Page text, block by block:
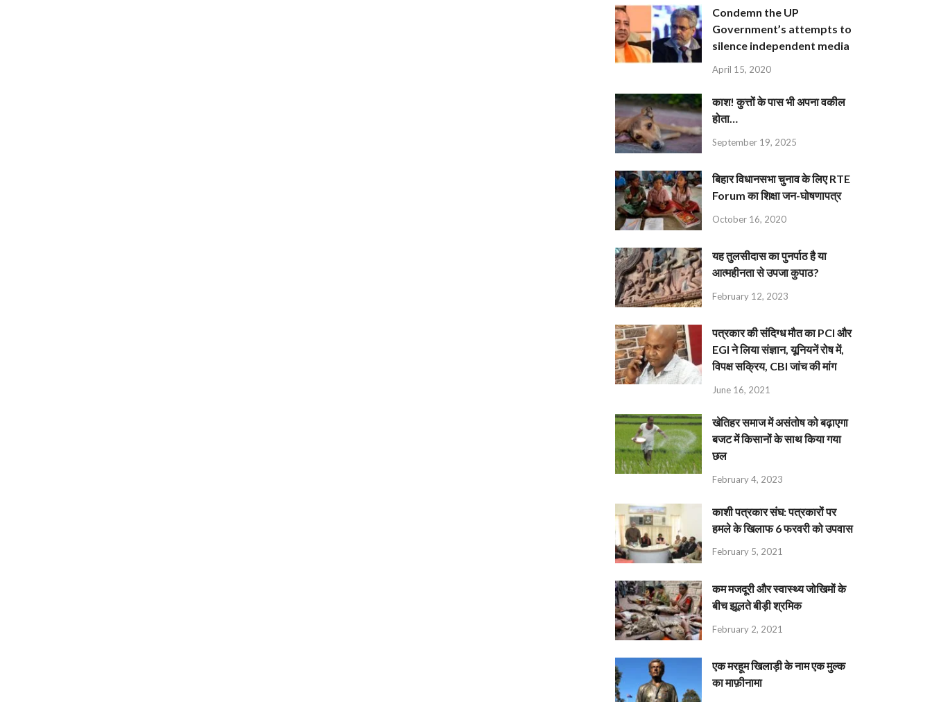
Condemn the UP
Government’s attempts to
silence independent media
April 15, 2020
काश! कुत्तों के पास भी अपना वकील
होता…
September 19, 2025
बिहार विधानसभा चुनाव के लिए RTE
Forum का शिक्षा जन-घोषणापत्र
October 16, 2020
यह तुलसीदास का पुनर्पाठ है या
आत्महीनता से उपजा कुपाठ?
February 12, 2023
पत्रकार की संदिग्ध मौत का PCI और
EGI ने लिया संज्ञान, यूनियनें रोष में,
विपक्ष सक्रिय, CBI जांच की मांग
June 16, 2021
खेतिहर समाज में असंतोष को बढ़ाएगा
बजट में किसानों के साथ किया गया
छल
February 4, 2023
काशी पत्रकार संघ: पत्रकारों पर
हमले के खिलाफ 6 फरवरी को उपवास
February 5, 2021
कम मजदूरी और स्वास्थ्य जोखिमों के
बीच झूलते बीड़ी श्रमिक
February 2, 2021
एक मरहूम खिलाड़ी के नाम एक मुल्क
का माफ़ीनामा